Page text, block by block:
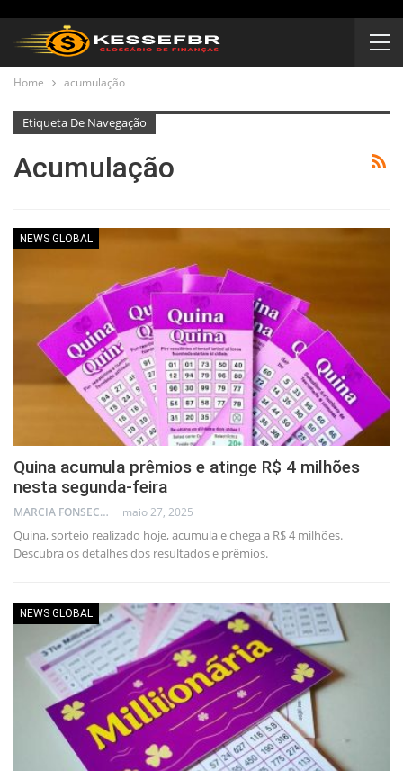
Home acumulação
Etiqueta De Navegação
Acumulação
NEWS GLOBAL
Quina acumula prêmios e atinge R$ 4 milhões
nesta segunda-feira
MARCIA FONSECA - FINANCIAL CONSULTANT maio 27, 2025
Quina, sorteio realizado hoje, acumula e chega a R$ 4 milhões.
Descubra os detalhes dos resultados e prêmios.
NEWS GLOBAL